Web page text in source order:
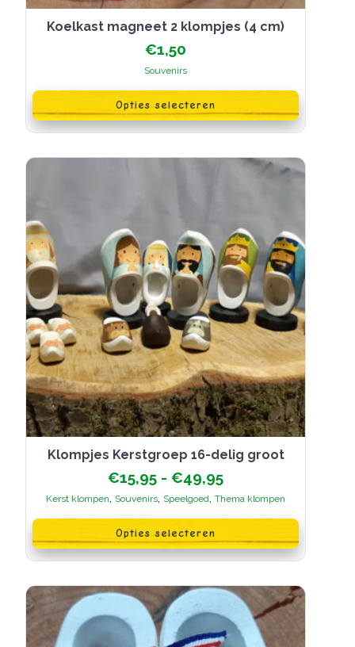
Koelkast magneet 2 klompjes (4 cm)
€1,50
Souvenirs
Opties selecteren
product
heeft
meerdere
variaties.
optie
de
productpagina
Klompjes Kerstgroep 16-delig groot
€15,95 - €49,95Prijsklasse:
€15,95
tot
€49,95
Kerst klompen, Souvenirs, Speelgoed, Thema klompen
Opties selecteren
product
heeft
meerdere
variaties.
optie
kan
gekozen
worden
op